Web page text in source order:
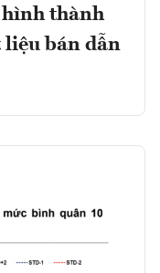
thành
liệu bán dẫn